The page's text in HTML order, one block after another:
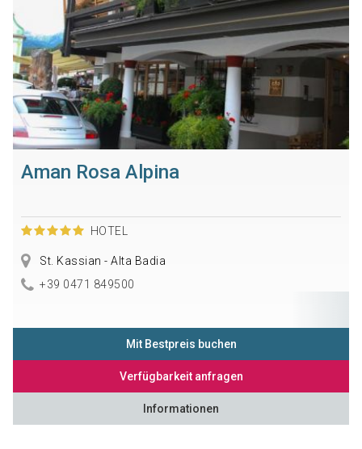
Aman Rosa Alpina
HOTEL
St. Kassian - Alta Badia
+39 0471 849500
Mit Bestpreis buchen
Verfügbarkeit anfragen
Informationen